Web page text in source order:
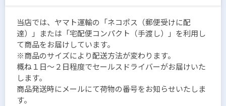
当店では、ヤマト運輸の「ネコポス（郵便受けに配
達）」または「宅配便コンパクト（手渡し）」を利用し
て商品をお届けしています。
※商品のサイズにより配送方法が変わります。
概ね１日〜２日程度でセールスドライバーがお届けいた
します。
商品発送時にメールにて荷物の番号をお知らせいたしま
す。